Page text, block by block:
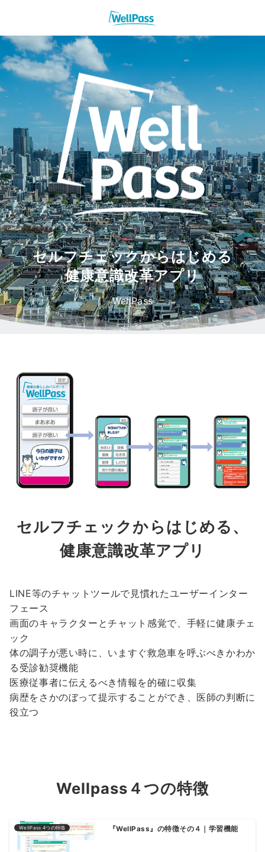
セルフチェックからはじめる
健康意識改革アプリ
WellPass
セルフチェックからはじめる、
健康意識改革アプリ
LINE等のチャットツールで見慣れたユーザーインター
フェース
画面のキャラクターとチャット感覚で、手軽に健康チェ
ック
体の調子が悪い時に、いますぐ救急車を呼ぶべきかわか
る受診勧奨機能
医療従事者に伝えるべき情報を的確に収集
病歴をさかのぼって提示することができ、医師の判断に
役立つ
Wellpass４つの特徴
WellPass 4つの特徴 『WellPass』の特徴その４｜学習機能